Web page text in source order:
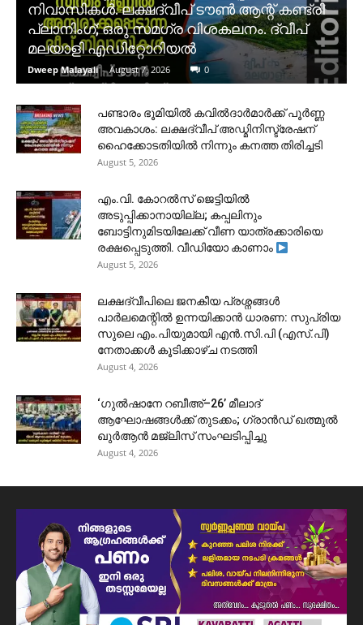
നിവാസികൾ. ലക്ഷദ്വീപ് ടൗൺ ആന്റ് കണ്ട്രി
പ്ലാനിംഗ്; ഒരു സമഗ്ര വിശകലനം. ദ്വീപ്
മലയാളി എഡിറ്റോറിയൽ
Dweep Malayali - August 7, 2026 0
പണ്ടാരം ഭൂമിയിൽ കവിൽദാർമാർക്ക് പൂർണ്ണ
അവകാശം: ലക്ഷദ്വീപ് അഡ്മിനിസ്ട്രേഷന്
ഹൈക്കോടതിയിൽ നിന്നും കനത്ത തിരിച്ചടി
August 5, 2026
​എം.വി. കോറൽസ് ജെട്ടിയിൽ
അടുപ്പിക്കാനായില്ല; കപ്പലിനും
ബോട്ടിനുമിടയിലേക്ക് വീണ യാത്രക്കാരിയെ
രക്ഷപ്പെടുത്തി. വീഡിയോ കാണാം
August 5, 2026
ലക്ഷദ്വീപിലെ ജനകീയ പ്രശ്നങ്ങൾ
പാർലമെന്റിൽ ഉന്നയിക്കാൻ ധാരണ: സുപ്രിയ
സുലെ എം.പിയുമായി എൻ.സി.പി (എസ്.പി)
നേതാക്കൾ കൂടിക്കാഴ്ച നടത്തി
August 4, 2026
‘ഗുൽഷാനേ റബീഅ്–26’ മീലാദ്
ആഘോഷങ്ങൾക്ക് തുടക്കം; ഗ്രാൻഡ് ഖത്മുൽ
ഖുർആൻ മജ്‌ലിസ് സംഘടിപ്പിച്ചു
August 4, 2026